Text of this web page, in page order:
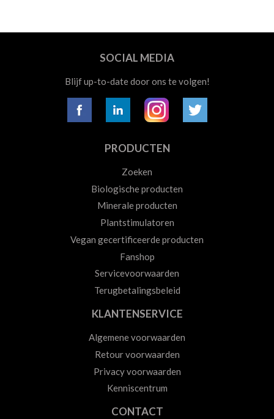
SOCIAL MEDIA
Blijf up-to-date door ons te volgen!
PRODUCTEN
Zoeken
Biologische producten
Minerale producten
Plantstimulatoren
Vegan gecertificeerde producten
Fanshop
Servicevoorwaarden
Terugbetalingsbeleid
KLANTENSERVICE
Algemene voorwaarden
Retour voorwaarden
Privacy voorwaarden
Kenniscentrum
CONTACT